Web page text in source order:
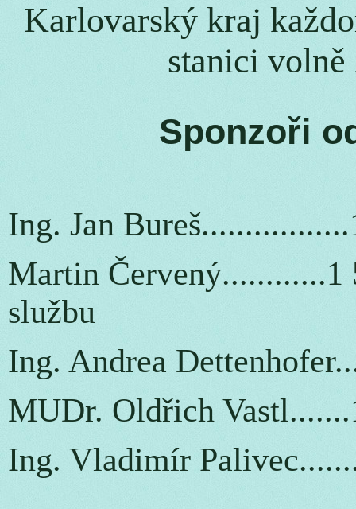
Karlovarský kraj
stanici
Sponzoři
Ing. Jan
Martin Červený............1
službu
Ing. Andrea
MUDr. Oldřich
Ing. Vladimír